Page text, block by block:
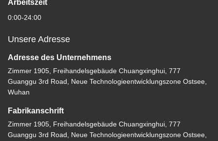
Arbeitszeit
0:00-24:00
Unsere Adresse
Adresse des Unternehmens
Zimmer 1905, Freihandelsgebäude Chuangxinghui, 777
Guanggu 3rd Road, Neue Technologieentwicklungszone Ostsee,
Wuhan
Fabrikanschrift
Zimmer 1905, Freihandelsgebäude Chuangxinghui, 777
Guanggu 3rd Road, Neue Technologieentwicklungszone Ostsee,